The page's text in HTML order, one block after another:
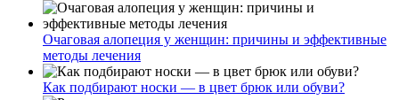
Очаговая алопеция у женщин: причины и эффективные
методы лечения
Как подбирают носки — в цвет брюк или обуви?